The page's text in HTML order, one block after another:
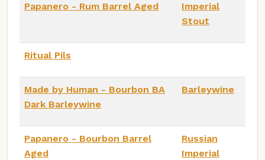
Papanero - Rum Barrel Aged
Imperial
Stout
Ritual Pils
Made by Human - Bourbon BA
Dark Barleywine
Barleywine
Papanero - Bourbon Barrel
Aged
Russian
Imperial